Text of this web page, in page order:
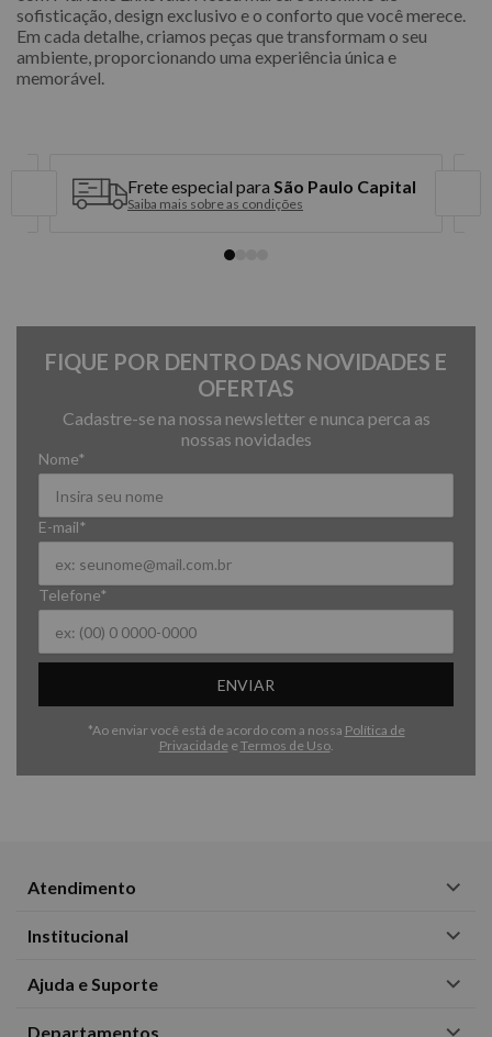
sofisticação, design exclusivo e o conforto que você merece.
Em cada detalhe, criamos peças que transformam o seu
ambiente, proporcionando uma experiência única e
memorável.
Frete especial para São Paulo Capital
Saiba mais sobre as condições
FIQUE POR DENTRO DAS NOVIDADES E
OFERTAS
Cadastre-se na nossa newsletter e nunca perca as
nossas novidades
*Ao enviar você está de acordo com a nossa Política de
Privacidade e Termos de Uso.
Nome*
E-mail*
Telefone*
ENVIAR
Atendimento
Institucional
Ajuda e Suporte
Departamentos